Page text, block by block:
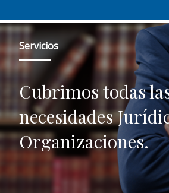
Servicios
Cubrimos todas
necesidades
Organizaciones.